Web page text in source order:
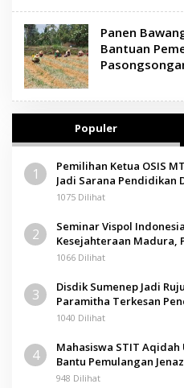
Panen
Bantuan
Populer
1
Pemilihan Ketua OSIS
Jadi Sarana Pendidikan
1075 Dilihat
2
Seminar Vispol
Kesejahteraan Madura,
Kunci
1066 Dilihat
3
Disdik Sumenep Jadi
Paramitha Terkesan
1040 Dilihat
4
Mahasiswa STIT Aqidah
Bantu Pemulangan
948 Dilihat